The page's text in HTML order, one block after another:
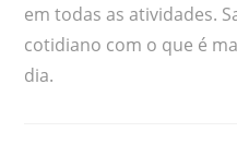
em todas as atividades.
cotidiano com o que é
dia.